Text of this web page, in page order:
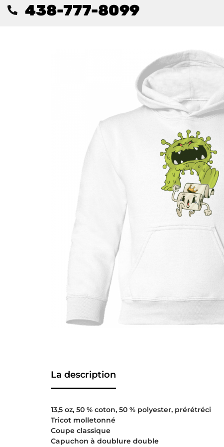
438-777-8099
La description
13,5 oz, 50 % coton, 50 % polyester, prérétréci
Tricot molletonné
Coupe classique
Capuchon à doublure double